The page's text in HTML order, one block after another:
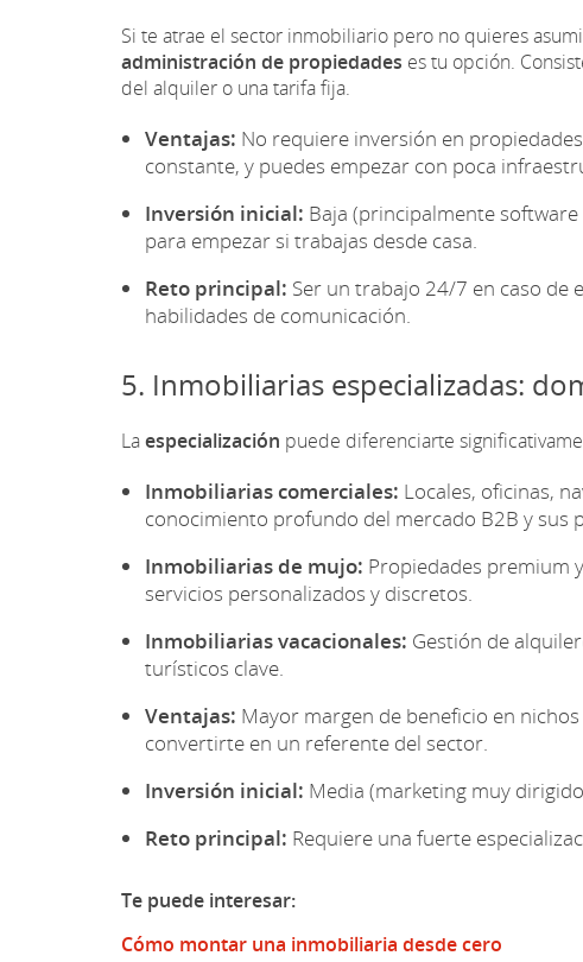
Si te atrae el sector inmobiliario pero no quieres
administración de propiedades es tu opción.
del alquiler o una tarifa fija.
Ventajas: No requiere inversión en
constante, y puedes empezar con poca
Inversión inicial: Baja (principalmente
para empezar si trabajas desde casa.
Reto principal: Ser un trabajo 24/7 en caso de
habilidades de comunicación.
5. Inmobiliarias especializadas:
Laespecialización puede diferenciarte
Inmobiliarias comerciales: Locales, oficinas,
conocimiento profundo del mercado B2B y sus
Inmobiliarias de mujo: Propiedades premium
servicios personalizados y discretos.
Inmobiliarias vacacionales: Gestión de
turísticos clave.
Ventajas: Mayor margen de beneficio en
convertirte en un referente del sector.
Inversión inicial: Media (marketing muy
Reto principal: Requiere una fuerte
Te puede interesar:
Cómo montar una inmobiliaria desde cero